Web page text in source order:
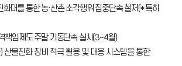
화대를 통한 농·산촌 소각행위 집중단속 철저(* 특히
책임제도 주말 기동단속 실시(3~4월)
산불진화 장비 적극 활용 및 대응 시스템을 통한